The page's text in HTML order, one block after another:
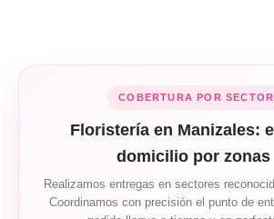
COBERTURA POR
Floristería en Manizales:
domicilio por zonas
Realizamos entregas en sectores
Coordinamos con precisión el punto de